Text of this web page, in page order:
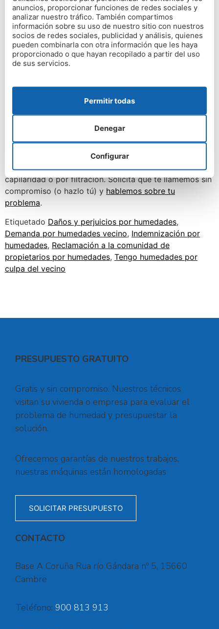
Cómo reparar humedades
tras una reclamación, o
antes
Cuando ganas una reclamación,
que repare tus humedades para siempre. Luego, la
factura de las obras o procedimientos llevados a cabo
debe abonarla la parte que ha perdido la reclamación,
ya sea tu vecino, la comunidad de propietarios, etc.
Si te ves en esta tesitura, no dudes en contactar con
Somos expertos en la reparación de todo
tipo de humedades, ya sean por condensación, por
capilaridad o por filtración. Solicita que te llamemos sin
compromiso (o hazlo tú) y hablemos sobre tu
problema.
Etiquetado Daños y perjuicios por humedades,
Demanda por humedades vecino, Indemnización por
humedades, Reclamación a la comunidad de
propietarios por humedades, Tengo humedades por
culpa del vecino
PRESUPUESTO GRATUITO
Gratis y sin compromiso. Nuestros técnicos
visitan su vivienda o empresa para evaluar el
problema de humedad y presupuestar la
solución.
Ofrecemos garantías de nuestros trabajos,
nuestras máquinas están homologadas
SOLICITAR PRESUPUESTO
CONTACTO
Base A Coruña Rua río Gándara nº 5, 15660
Cambre
Teléfono: 900 813 913
anuncios, proporcionar funciones de redes sociales y
analizar nuestro tráfico. También compartimos
información sobre su uso de nuestro sitio con nuestros
socios de redes sociales, publicidad y análisis, quienes
pueden combinarla con otra información que les haya
proporcionado o que hayan recopilado a partir del uso
de sus servicios.
Configurar
Denegar
Permitir todas